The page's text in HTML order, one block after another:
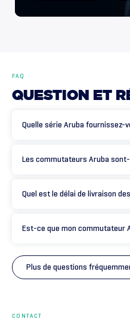
FAQ
QUESTION ET
Quelle série Aruba fournissez-
Les commutateurs Aruba
Quel est le délai de livraison
Est-ce que mon commutateur
Plus de questions
CONTACT